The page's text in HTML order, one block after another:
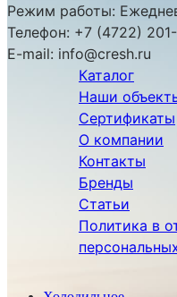
Режим работы:
Телефон: +7 (4722)
E-mail: info@cresh.ru
Каталог
Наши
Сертификаты
О компании
Контакты
Бренды
Статьи
Политика в